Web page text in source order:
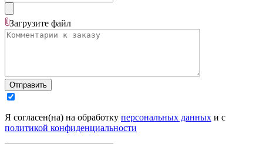
Загрузите файл
Отправить
Я согласен(на) на обработку персональных данных и с
политикой конфиденциальности